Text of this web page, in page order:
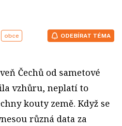
obce ODEBÍRAT TÉMA
Čechů od sametové
vzhůru, neplatí to
kouty země. Když se
různá data za